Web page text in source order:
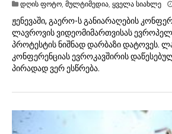
დღის ფოტო, მულტიმედია, ყველა სიახლე
ჟენევაში, გაერო-ს განიარაღების
ლავროვის ვიდეომიმართვისას
პროტესტის ნიშნად დარბაზი დატოვეს.
კონფერენციას ევროკავშირის
პირადად ვერ ესწრება.